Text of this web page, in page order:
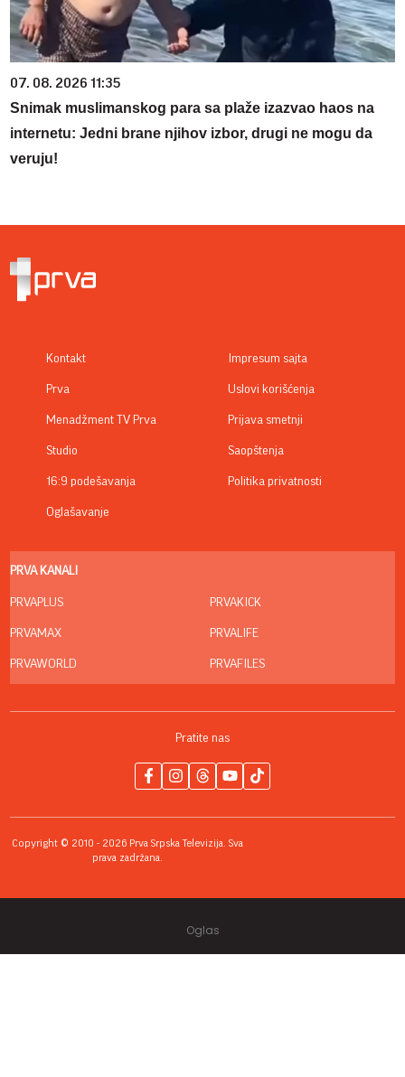
07. 08. 2026 11:35
Snimak muslimanskog para sa plaže izazvao haos na
internetu: Jedni brane njihov izbor, drugi ne mogu da
veruju!
Kontakt
Prva
Menadžment TV Prva
Studio
16:9 podešavanja
Oglašavanje
Impresum sajta
Uslovi korišćenja
Prijava smetnji
Saopštenja
Politika privatnosti
PRVA KANALI
PRVAPLUS
PRVAMAX
PRVAWORLD
PRVAKICK
PRVALIFE
PRVAFILES
Pratite nas
Copyright © 2010 - 2026 Prva Srpska Televizija. Sva
prava zadržana.